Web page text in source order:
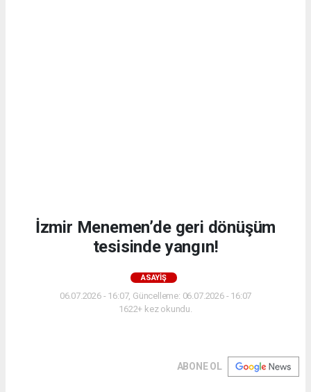
İzmir Menemen’de geri dönüşüm
tesisinde yangın!
ASAYIŞ
06.07.2026 - 16:07, Güncelleme: 06.07.2026 - 16:07
1622+ kez okundu.
ABONE OL